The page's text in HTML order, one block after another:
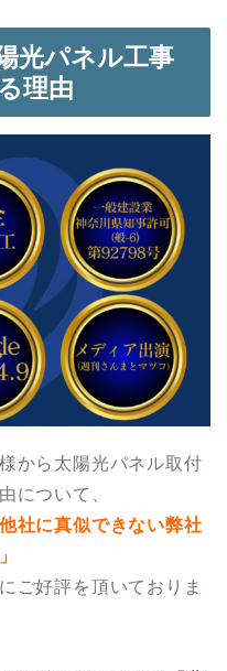
光パネル工事
理由
から太陽光パネル取付
について、
社に真似できない弊社
ご好評を頂いておりま